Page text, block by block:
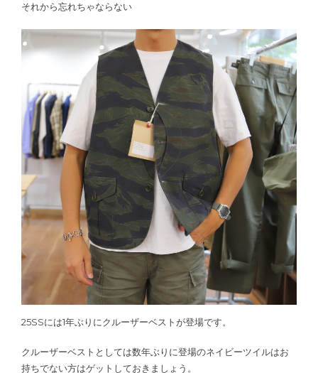
それから忘れちゃならない
25SSには1年ぶりにクルーザーベストが登場です。
クルーザーベストとしては数年ぶりに登場のネイビーツイルはお
持ちでない方はゲットしておきましょう。